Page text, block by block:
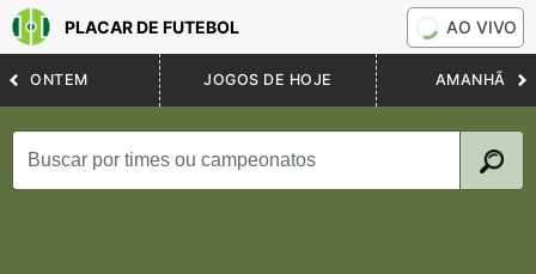
PLACAR DE FUTEBOL AO VIVO
ONTEM JOGOS DE HOJE AMANHÃ